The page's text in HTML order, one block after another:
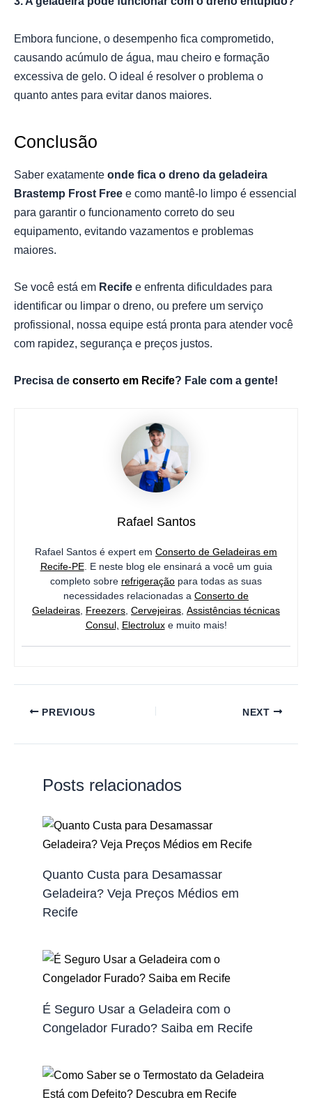
Embora funcione, o desempenho fica comprometido,
causando acúmulo de água, mau cheiro e formação
excessiva de gelo. O ideal é resolver o problema o
quanto antes para evitar danos maiores.
Conclusão
Saber exatamente onde fica o dreno da geladeira
Brastemp Frost Free e como mantê-lo limpo é essencial
para garantir o funcionamento correto do seu
equipamento, evitando vazamentos e problemas
maiores.
Se você está em Recife e enfrenta dificuldades para
identificar ou limpar o dreno, ou prefere um serviço
profissional, nossa equipe está pronta para atender você
com rapidez, segurança e preços justos.
Precisa de conserto em Recife? Fale com a gente!
Rafael Santos
Rafael Santos é expert em Conserto de Geladeiras em
Recife-PE. E neste blog ele ensinará a você um guia
completo sobre refrigeração para todas as suas
necessidades relacionadas a Conserto de
Geladeiras, Freezers, Cervejeiras, Assistências técnicas
Consul, Electroluxe muito mais!
PREVIOUS NEXT
Posts relacionados
Quanto Custa para Desamassar
Geladeira? Veja Preços Médios em
Recife
É Seguro Usar a Geladeira com o
Congelador Furado? Saiba em Recife